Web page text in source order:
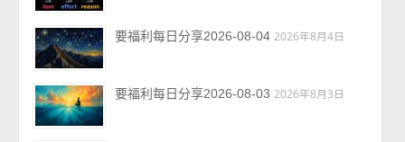
要福利每日分享2026-08-04 2026年8月4日
要福利每日分享2026-08-03 2026年8月3日